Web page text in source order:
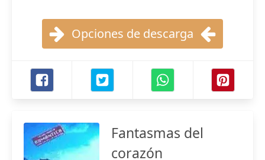
Opciones de descarga
Fantasmas del
corazón